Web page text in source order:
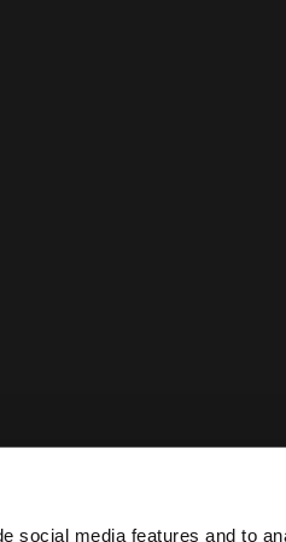
social media features and to